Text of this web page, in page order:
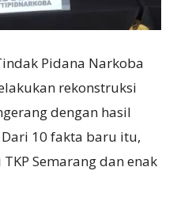
Pidana Narkoba
rekonstruksi
dengan hasil
10 fakta baru itu,
Semarang dan enak